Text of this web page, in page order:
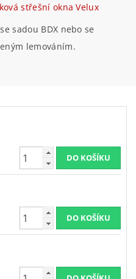
střešní okna Velux
sadou BDX nebo se
lemováním.